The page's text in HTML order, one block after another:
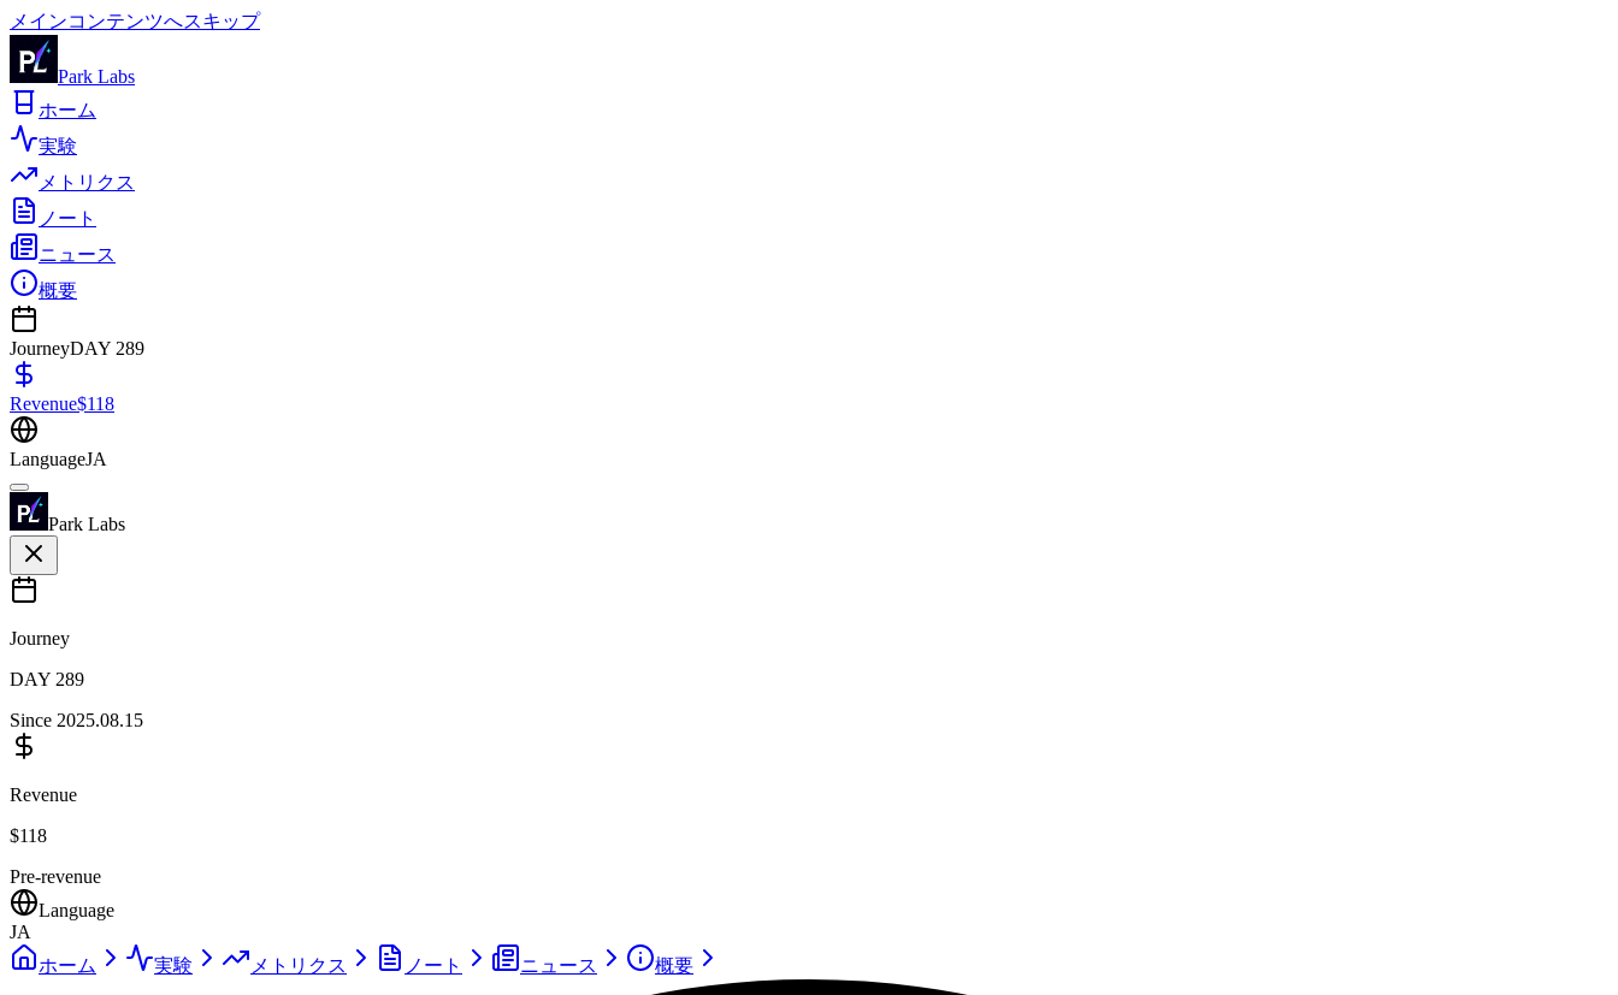
メインコンテンツへスキップ
Park Labs
ホーム
実験
メトリクス
ノート
ニュース
概要
JourneyDAY 289
Revenue$118
LanguageJA
Park Labs
Journey
DAY 289
Since 2025.08.15
Revenue
$118
Pre-revenue
Language
JA
ホーム
実験 メトリクス ノート ニュース 概要